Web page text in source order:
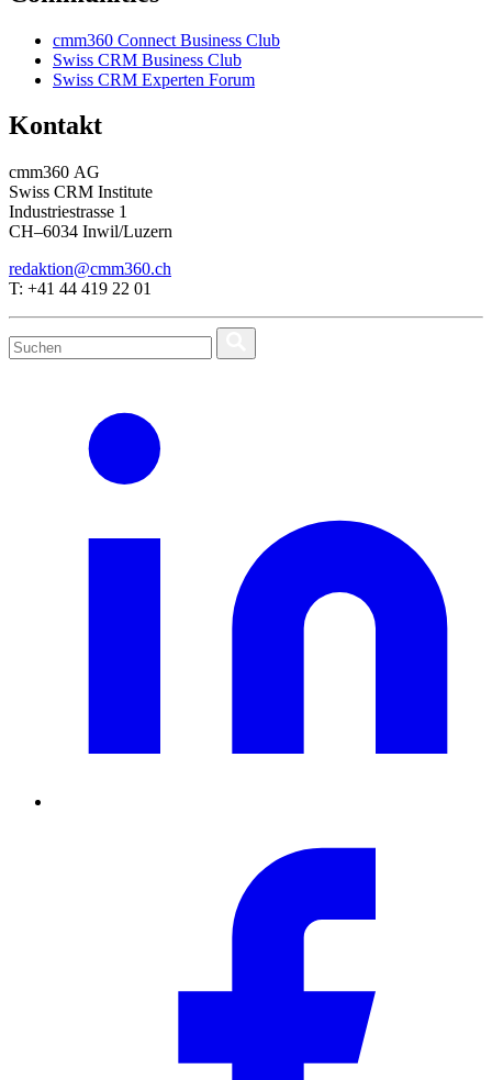
cmm360 Connect Business Club
Swiss CRM Business Club
Swiss CRM Experten Forum
Kontakt
cmm360 AG
Swiss CRM Institute
Industriestrasse 1
CH–6034 Inwil/Luzern
redaktion@cmm360.ch
T: +41 44 419 22 01